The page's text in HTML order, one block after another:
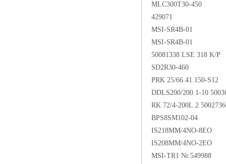
MLC300T30-450
429071
MSI-SR4B-01
MSI-SR4B-01
50081338 LSE 318 K/P
SD2R30-460
PRK 25/66.41.150-S12
DDLS200/200.1-10
RK 72/4-200L.2
BPS8SM102-04
IS218MM/4NO-8EO
IS208MM/4NO-2EO
MSI-TR1 Nr.549988